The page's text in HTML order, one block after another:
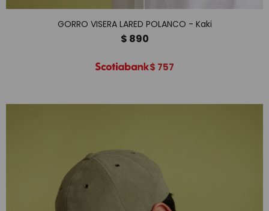
GORRO VISERA LARED POLANCO - Kaki
$ 890
$ 757